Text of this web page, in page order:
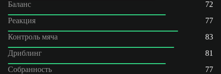
Баланс
72
Реакция
77
Контроль мяча
83
Дриблинг
81
Собранность
77